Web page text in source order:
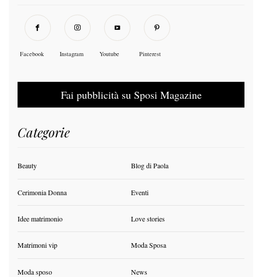
Facebook Instagram Youtube Pinterest
Fai pubblicità su Sposi Magazine
Categorie
Beauty Blog di Paola
Cerimonia Donna Eventi
Idee matrimonio Love stories
Matrimoni vip Moda Sposa
Moda sposo News